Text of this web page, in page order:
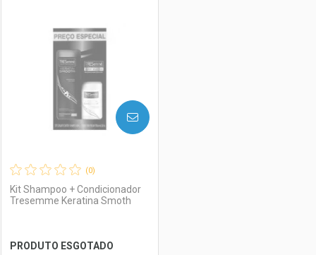
Laboratório
Ver Desconto Convênio
Por Menos
(0)
Kit Shampoo + Condicionador
Tresemme Keratina Smoth
PRODUTO ESGOTADO
AVISE-ME